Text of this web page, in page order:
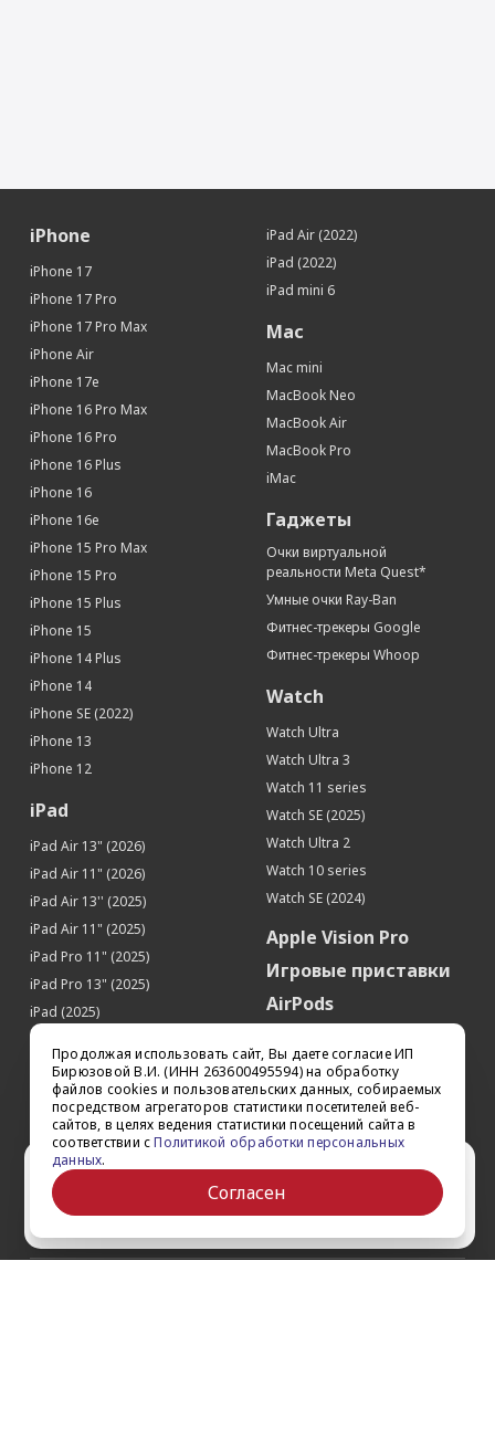
Продолжая использовать сайт, Вы даете согласие ИП
Бирюзовой В.И. (ИНН 263600495594) на обработку
файлов cookies и пользовательских данных, собираемых
посредством агрегаторов статистики посетителей веб-
сайтов, в целях ведения статистики посещений сайта в
соответствии сПолитикой обработки персональных
данных.
Согласен
Ваш город Ставрополь?
Да Выбрать другой
iPhone
iPhone 17
iPhone 17 Pro
iPhone 17 Pro Max
iPhone Air
iPhone 17e
iPhone 16 Pro Max
iPhone 16 Pro
iPhone 16 Plus
iPhone 16
iPhone 16e
iPhone 15 Pro Max
iPhone 15 Pro
iPhone 15 Plus
iPhone 15
iPhone 14 Plus
iPhone 14
iPhone SE (2022)
iPhone 13
iPhone 12
iPad
iPad Air 13" (2026)
iPad Air 11" (2026)
iPad Air 13'' (2025)
iPad Air 11" (2025)
iPad Pro 11" (2025)
iPad Pro 13" (2025)
iPad (2025)
iPad Pro 13'' (2024)
iPad Pro 11'' (2024)
iPad Air 13'' (2024)
iPad Air 11" (2024)
iPad mini 7
iPad Pro 12.9'' (2022)
iPad Pro 11'' (2022)
iPad Air (2022)
iPad (2022)
iPad mini 6
Mac
Mac mini
MacBook Neo
MacBook Air
MacBook Pro
iMac
Гаджеты
Очки виртуальной
реальности Meta Quest*
Умные очки Ray-Ban
Фитнес-трекеры Google
Фитнес-трекеры Whoop
Watch
Watch Ultra
Watch Ultra 3
Watch 11 series
Watch SE (2025)
Watch Ultra 2
Watch 10 series
Watch SE (2024)
Apple Vision Pro
Игровые приставки
AirPods
Квадрокоптеры
Apple TV
Dyson
Сертификаты